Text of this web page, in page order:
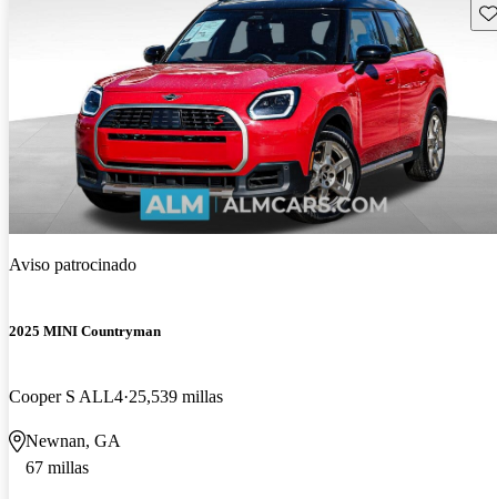
Aviso patrocinado
2025 MINI Countryman
Cooper S ALL4 25,539 millas
Newnan, GA
67 millas